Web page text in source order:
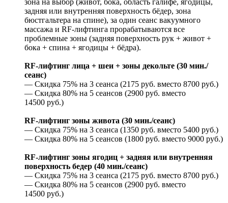
задняя или внутренняя поверхность бёдер, зона
бюстгальтера на спине), за один сеанс вакуумного
массажа и RF-лифтинга прорабатываются все
проблемные зоны (задняя поверхность рук + живот +
бока + спина + ягодицы + бёдра).
RF-лифтинг лица + шеи + зоны декольте (30 мин./
сеанс)
— Скидка 75% на 3 сеанса (2175 руб. вместо 8700 руб.)
— Скидка 80% на 5 сеансов (2900 руб. вместо
14500 руб.)
RF-лифтинг зоны живота (30 мин./сеанс)
— Скидка 75% на 3 сеанса (1350 руб. вместо 5400 руб.)
— Скидка 80% на 5 сеансов (1800 руб. вместо 9000 руб.)
RF-лифтинг зоны ягодиц + задняя или внутренняя
поверхность бедер (40 мин./сеанс)
— Скидка 75% на 3 сеанса (2175 руб. вместо 8700 руб.)
— Скидка 80% на 5 сеансов (2900 руб. вместо
14500 руб.)